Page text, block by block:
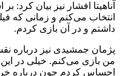
آناهیتا افشار نیز بیان
انتخاب می‌کنم و زمانی که
داشتم و در آن بازی کردم.
پژمان جمشیدی نیز درباره
من بازی می‌کنم. خیلی در
احساس کردم چون درباره